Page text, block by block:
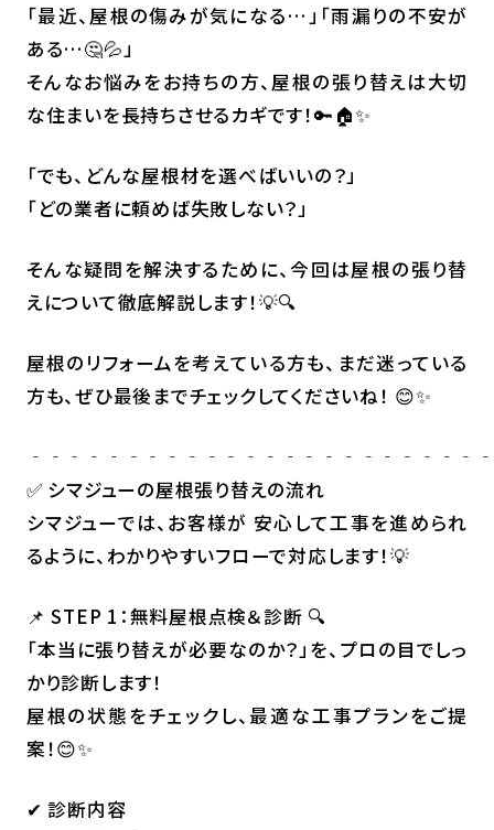
「最近、屋根の傷みが気になる…」「雨漏りの不安が
ある…🤔💦」
そんなお悩みをお持ちの方、屋根の張り替えは大切
な住まいを長持ちさせるカギです！🔑🏠✨
「でも、どんな屋根材を選べばいいの？」
「どの業者に頼めば失敗しない？」
そんな疑問を解決するために、今回は屋根の張り替
えについて徹底解説します！💡🔍
屋根のリフォームを考えている方も、まだ迷っている
方も、ぜひ最後までチェックしてくださいね！ 😊✨
✅ シマジューの屋根張り替えの流れ
シマジューでは、お客様が 安心して工事を進められ
るように、わかりやすいフローで対応します！💡
📌 STEP 1：無料屋根点検＆診断 🔍
「本当に張り替えが必要なのか？」を、プロの目でしっ
かり診断します！
屋根の状態をチェックし、最適な工事プランをご提
案！😊✨
✔ 診断内容